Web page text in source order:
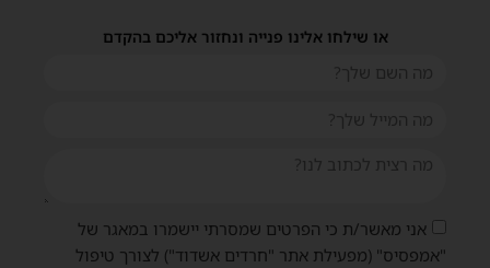
או שילחו אלינו פנייה ונחזור אליכם בהקדם
אני מאשר/ת כי הפרטים שמסרתי יישמרו במאגר של
"אמפסיס" (מפעילת אתר "חרדים אשדוד") לצורך טיפול